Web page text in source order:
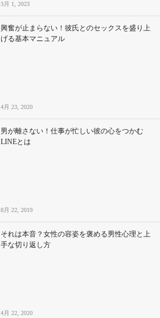
3月 1, 2023
興奮が止まらない！彼氏とのセックスを盛り上
げる基本マニュアル
4月 23, 2020
男が離さない！仕事が忙しい彼の心をつかむ
LINEとは
8月 22, 2019
それは本音？女性の容姿を褒める男性心理と上
手な切り返し方
4月 22, 2020